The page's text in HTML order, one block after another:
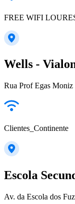
FREE WIFI
Wells -
Rua Prof Egas Moniz
Clientes_Continente
Escola
Av. da Escola dos